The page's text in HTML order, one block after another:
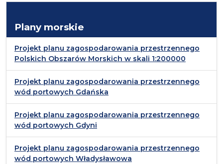
Plany morskie
Projekt planu zagospodarowania przestrzennego
Polskich Obszarów Morskich w skali 1:200000
Projekt planu zagospodarowania przestrzennego
wód portowych Gdańska
Projekt planu zagospodarowania przestrzennego
wód portowych Gdyni
Projekt planu zagospodarowania przestrzennego
wód portowych Władysławowa